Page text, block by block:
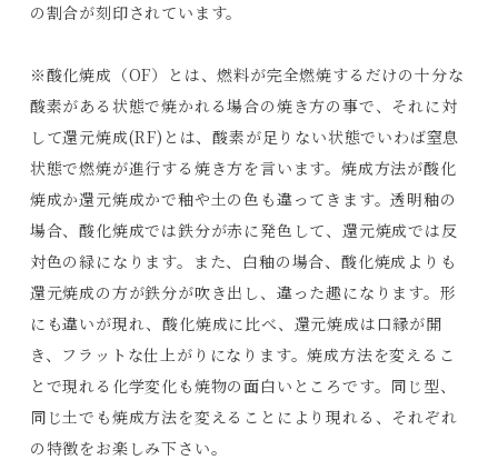
Products
Journals
Contact
プライバシーポリシー
特定商取引法に基づく表記
の割合が刻印されています。
※酸化焼成（OF）とは、燃料が完全燃焼するだけの十分な
酸素がある状態で焼かれる場合の焼き方の事で、それに対
して還元焼成(RF)とは、酸素が足りない状態でいわば窒息
状態で燃焼が進行する焼き方を言います。焼成方法が酸化
焼成か還元焼成かで釉や土の色も違ってきます。透明釉の
場合、酸化焼成では鉄分が赤に発色して、還元焼成では反
対色の緑になります。また、白釉の場合、酸化焼成よりも
還元焼成の方が鉄分が吹き出し、違った趣になります。形
にも違いが現れ、酸化焼成に比べ、還元焼成は口縁が開
き、フラットな仕上がりになります。焼成方法を変えるこ
とで現れる化学変化も焼物の面白いところです。同じ型、
同じ土でも焼成方法を変えることにより現れる、それぞれ
の特徴をお楽しみ下さい。